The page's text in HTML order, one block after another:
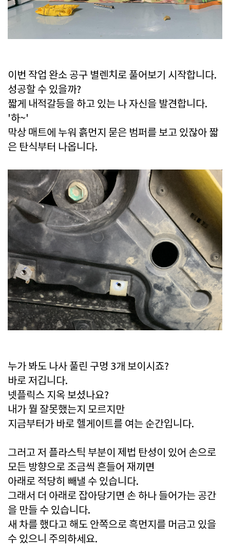
이번 작업 완소 공구 별렌치로 풀어보기 시작합니다.
성공할 수 있을까?
짧게 내적갈등을 하고 있는 나 자신을 발견합니다.
'하~'
막상 매트에 누워 흙먼지 묻은 범퍼를 보고 있잖아 짧
은 탄식부터 나옵니다.
누가 봐도 나사 풀린 구멍 3개 보이시죠?
바로 저깁니다.
넷플릭스 지옥 보셨나요?
내가 뭘 잘못했는지 모르지만
지금부터가 바로 헬게이트를 여는 순간입니다.
그러고 저 플라스틱 부분이 제법 탄성이 있어 손으로
모든 방향으로 조금씩 흔들어 재끼면
아래로 적당히 빼낼 수 있습니다.
그래서 더 아래로 잡아당기면 손 하나 들어가는 공간
을 만들 수 있습니다.
새 차를 했다고 해도 안쪽으로 흑먼지를 머금고 있을
수 있으니 주의하세요.